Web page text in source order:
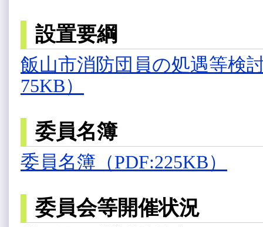
設置要綱
飯山市消防団員の処遇等検
75KB）
委員名簿
委員名簿（PDF:225KB）
委員会等開催状況